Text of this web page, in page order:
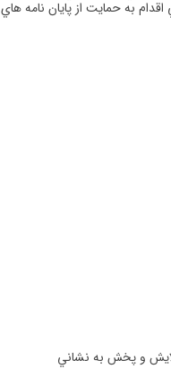
به حمايت از پايان نامه هاي
و پخش به نشاني